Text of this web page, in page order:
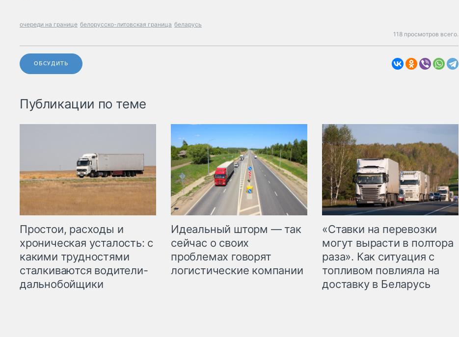
очереди на границе белорусско-литовская граница беларусь
118 просмотров всего.
ОБСУДИТЬ
Публикации по теме
Простои, расходы и
хроническая усталость: с
какими трудностями
сталкиваются водители-
дальнобойщики
Идеальный шторм — так
сейчас о своих
проблемах говорят
логистические компании
«Ставки на перевозки
могут вырасти в полтора
раза». Как ситуация с
топливом повлияла на
доставку в Беларусь